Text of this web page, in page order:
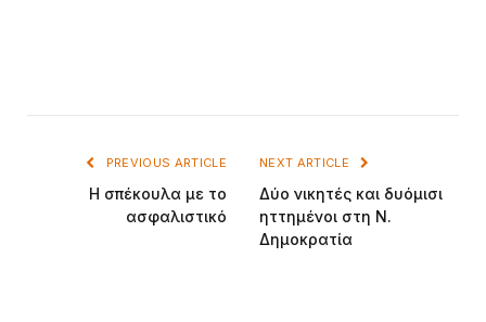
PREVIOUS ARTICLE
Η σπέκουλα με το
ασφαλιστικό
NEXT ARTICLE
Δύο νικητές και δυόμισι
ηττημένοι στη Ν.
Δημοκρατία